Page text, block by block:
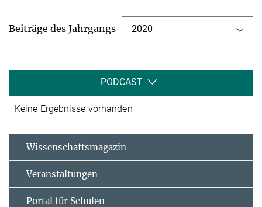
Beiträge des Jahrgangs 2020
PODCAST
Keine Ergebnisse vorhanden
Wissenschaftsmagazin
Veranstaltungen
Portal für Schulen